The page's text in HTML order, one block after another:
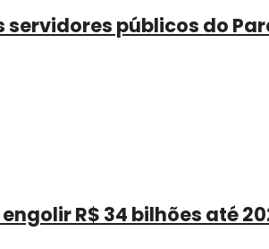
servidores públicos do
R$ 34 bilhões até